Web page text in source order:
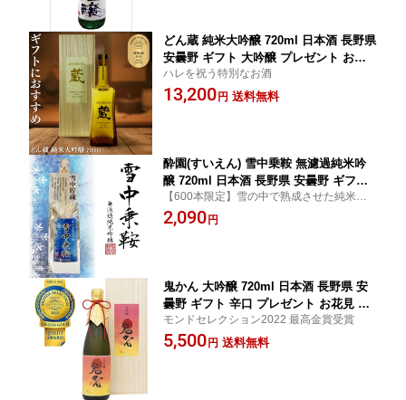
どん蔵 純米大吟醸 720ml 日本酒 長野県
安曇野 ギフト 大吟醸 プレゼント お花
見 お中元 美味しい 人気 飲みやすい 肉
料理 魚料理 和食 焼肉 寿司 お試しサイ
ハレを祝う特別なお酒
13,200 円 送料無料
酔園(すいえん) 雪中乗鞍 無濾過純米吟
醸 720ml 日本酒 長野県 安曇野 ギフト
プレゼント お花見 お中元 美味しい 人
気 飲みやすい 肉料理 魚料理 和食 焼肉
【600本限定】雪の中で熟成させた純米吟
醸酒!!
2,090 円
鬼かん 大吟醸 720ml 日本酒 長野県 安
曇野 ギフト 辛口 プレゼント お花見 お
中元 美味しい 人気 飲みやすい 肉料理
魚料理 和食 焼肉 寿司
モンドセレクション2022 最高金賞受賞
5,500 円 送料無料